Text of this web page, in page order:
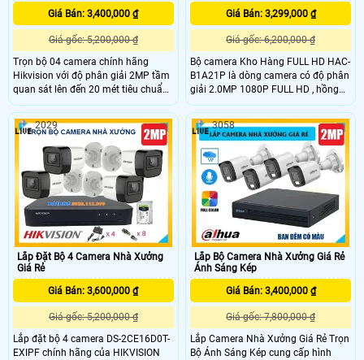
Giá Bán: 3,400,000 ₫
Giá gốc: 5,200,000 ₫
Trọn bộ 04 camera chính hãng
Hikvision với độ phân giải 2MP tầm
quan sát lên đến 20 mét tiêu chuẩn
IP67 chống nước và bụi tốt thích
hợp lắp đặt trong phòng và những
nơi ẩm ướt trọn bộ phù hợp lắp cho
gia đình, cửa hàng, nhà trọ, văn
phòng, tiệm vàng, trường học, . . .
Giá Bán: 3,299,000 ₫
Giá gốc: 6,200,000 ₫
Bộ camera Kho Hàng FULL HD HAC-
B1A21P là dòng camera có độ phân
giải 2.0MP 1080P FULL HD , hồng
ngoai quan sát 20 mét có chức
năng chống ngược sáng , chịu mưa
nắng ngoài trời rất phù hợp cho
khách hàng có nhu cầu lắp camera
ngoài trời hay kho hàng , nhà xưởng
, bãi xe , nơi có nhiệt độ âm nóng .
Lắp Đặt Bộ 4 Camera Nhà Xưởng
Giá Rẻ
Giá Bán: 3,600,000 ₫
Giá gốc: 5,200,000 ₫
Lắp đặt bộ 4 camera DS-2CE16D0T-
EXIPF chính hãng của HIKVISION
2029
Lắp Bộ Camera Nhà Xưởng Giá Rẻ
Ánh Sáng Kép
Giá Bán: 3,400,000 ₫
Giá gốc: 7,800,000 ₫
Lắp Camera Nhà Xưởng Giá Rẻ Trọn
Bộ Ánh Sáng Kép cung cấp hình
3058